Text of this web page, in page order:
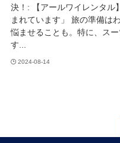
決！: 【アールワイレンタル
まれています」 旅の準備は
悩ませることも。特に、ス
す...
2024-08-14